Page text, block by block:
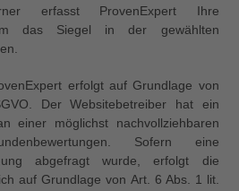
erfasst ProvenExpert Ihre
das Siegel in der gewählten
erfolgt auf Grundlage von
Der Websitebetreiber hat ein
einer möglichst nachvollziehbaren
Sofern eine
abgefragt wurde, erfolgt die
auf Grundlage von Art. 6 Abs. 1 lit.